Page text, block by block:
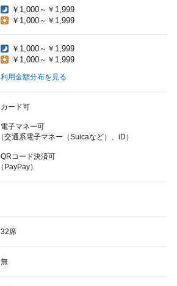
￥1,000～￥1,999
￥1,000～￥1,999
￥1,000～￥1,999
￥1,000～￥1,999
利用金額分布を見る
カード可
電子マネー可
（交通系電子マネー（Suicaなど）、iD）
QRコード決済可
（PayPay）
32席
無